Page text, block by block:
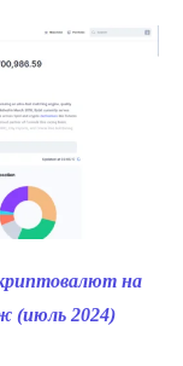
на
(июль 2024)